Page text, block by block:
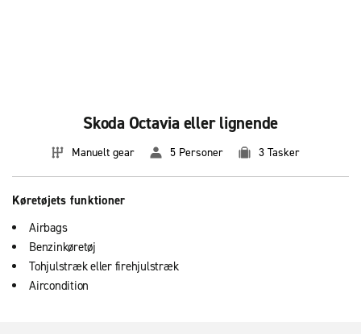
Skoda Octavia eller lignende
Manuelt gear 5 Personer 3 Tasker
Køretøjets funktioner
Airbags
Benzinkøretøj
Tohjulstræk eller firehjulstræk
Aircondition